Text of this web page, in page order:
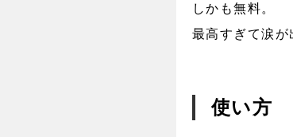
しかも無料。
最高すぎて涙が
使い方